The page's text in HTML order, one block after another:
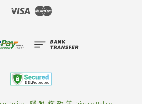
Visa Master